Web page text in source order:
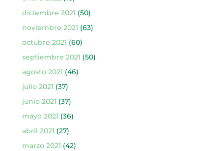
diciembre 2021 (50)
noviembre 2021 (63)
octubre 2021 (60)
septiembre 2021 (50)
agosto 2021 (46)
julio 2021 (37)
junio 2021 (37)
mayo 2021 (36)
abril 2021 (27)
marzo 2021 (42)